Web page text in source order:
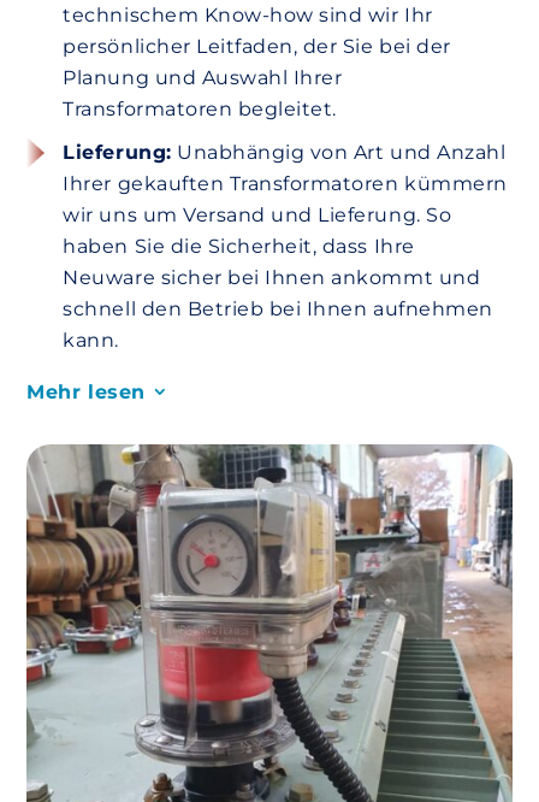
technischem Know-how sind wir Ihr
persönlicher Leitfaden, der Sie bei der
Planung und Auswahl Ihrer
Transformatoren begleitet.
Lieferung: Unabhängig von Art und Anzahl
Ihrer gekauften Transformatoren kümmern
wir uns um Versand und Lieferung. So
haben Sie die Sicherheit, dass Ihre
Neuware sicher bei Ihnen ankommt und
schnell den Betrieb bei Ihnen aufnehmen
kann.
Mehr lesen